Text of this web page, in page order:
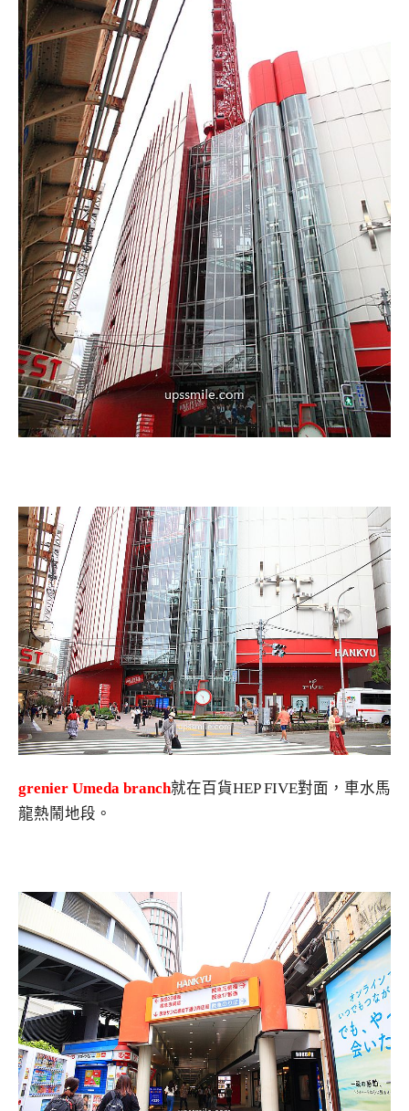
grenier Umeda branch就在百貨HEP FIVE對面，車水馬
龍熱鬧地段。